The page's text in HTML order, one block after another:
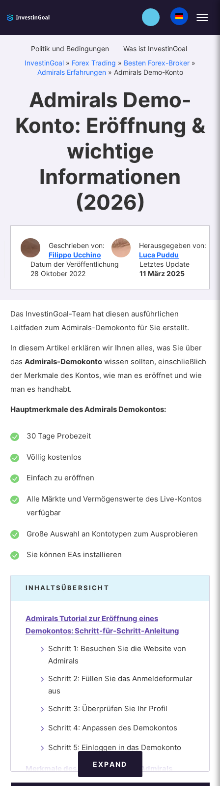
Politik und Bedingungen
Was ist InvestinGoal
InvestinGoal » Forex Trading » Besten Forex-Broker »
Admirals Erfahrungen » Admirals Demo-Konto
Admirals Demo-
Konto: Eröffnung &
wichtige
Informationen
(2026)
Geschrieben von:
Filippo Ucchino
Herausgegeben von:
Luca Puddu
Datum der Veröffentlichung
28 Oktober 2022
Letztes Update
11 März 2025
Das InvestinGoal-Team hat diesen ausführlichen
Leitfaden zum Admirals-Demokonto für Sie erstellt.
In diesem Artikel erklären wir Ihnen alles, was Sie über
dasAdmirals-Demokonto wissen sollten, einschließlich
der Merkmale des Kontos, wie man es eröffnet und wie
man es handhabt.
Hauptmerkmale des Admirals Demokontos:
30 Tage Probezeit
Völlig kostenlos
Einfach zu eröffnen
Alle Märkte und Vermögenswerte des Live-Kontos
verfügbar
Große Auswahl an Kontotypen zum Ausprobieren
Sie können EAs installieren
INHALTSÜBERSICHT
Admirals Tutorial zur Eröffnung eines
Demokontos: Schritt-für-Schritt-Anleitung
Schritt 1: Besuchen Sie die Website von
Admirals
Schritt 2: Füllen Sie das Anmeldeformular
aus
Schritt 3: Überprüfen Sie Ihr Profil
Schritt 4: Anpassen des Demokontos
Schritt 5: Einloggen in das Demokonto
Merkmale des Demokontos von Admirals
EXPAND